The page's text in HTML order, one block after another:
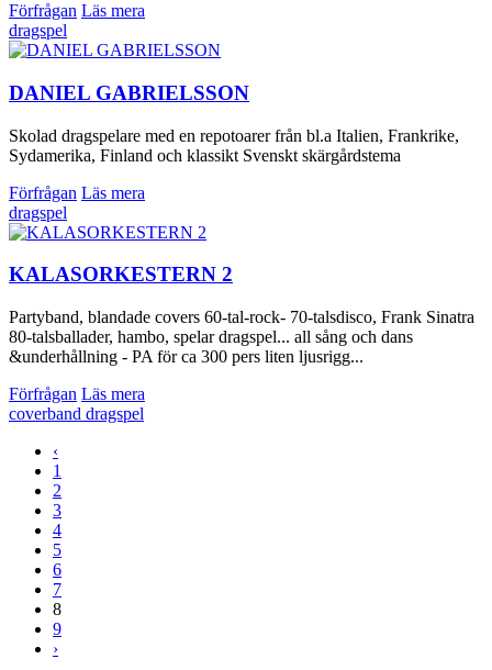
Förfrågan Läs mera
dragspel
DANIEL GABRIELSSON
Skolad dragspelare med en repotoarer från bl.a Italien, Frankrike,
Sydamerika, Finland och klassikt Svenskt skärgårdstema
Förfrågan Läs mera
dragspel
KALASORKESTERN 2
Partyband, blandade covers 60-tal-rock- 70-talsdisco, Frank Sinatra
80-talsballader, hambo, spelar dragspel... all sång och dans
&underhållning - PA för ca 300 pers liten ljusrigg...
Förfrågan Läs mera
coverband dragspel
‹
1
2
3
4
5
6
7
8
9
›